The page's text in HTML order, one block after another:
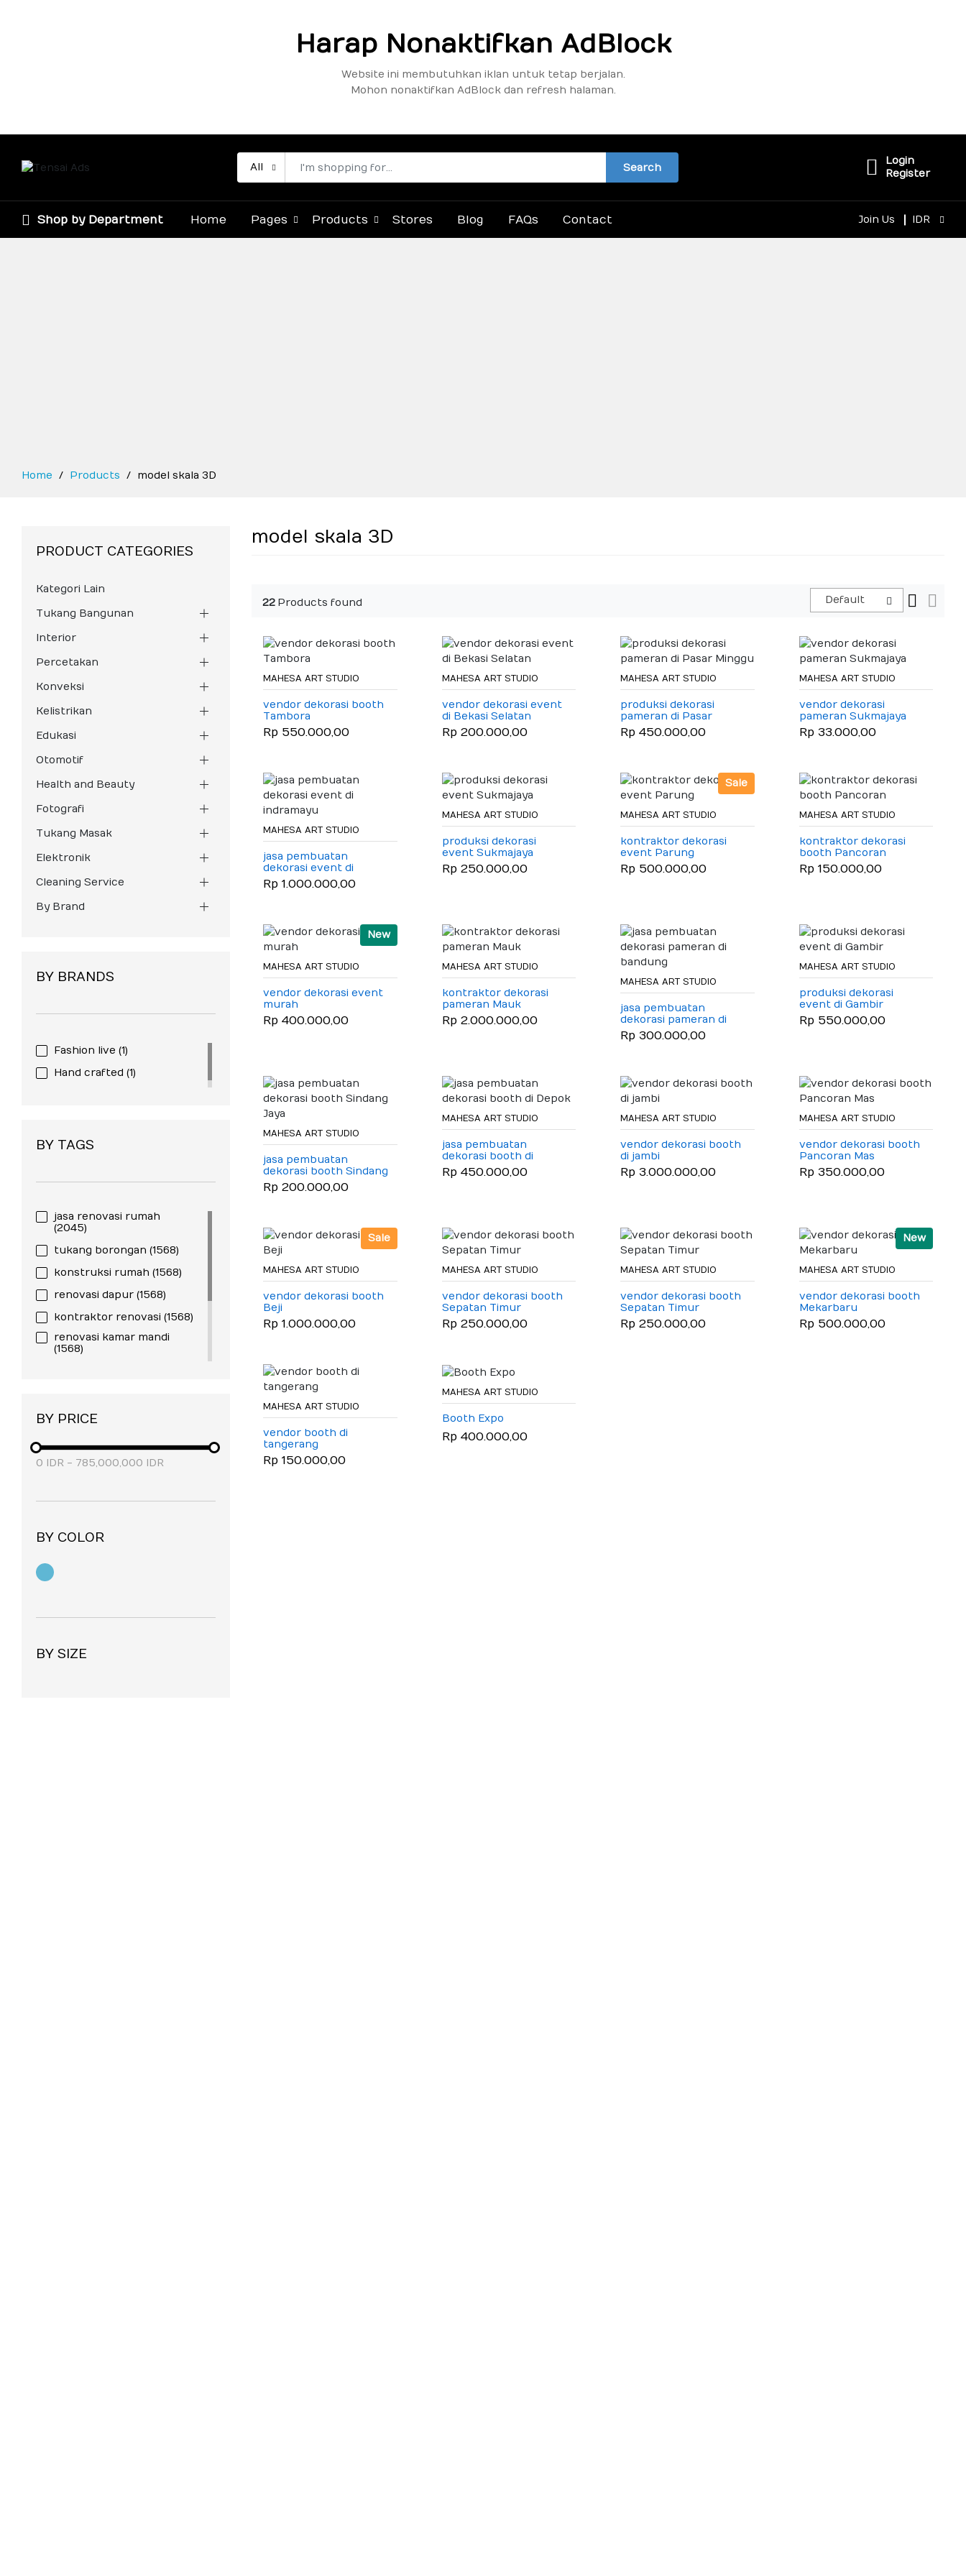
Harap Nonaktifkan AdBlock
Website ini membutuhkan iklan untuk tetap berjalan.
Mohon nonaktifkan AdBlock dan refresh halaman.
All Search
Login
Register
Shop by Department Home Pages Products Stores Blog FAQs Contact Join Us IDR
Home Products model skala 3D
PRODUCT CATEGORIES
Kategori Lain
Tukang Bangunan
Interior
Percetakan
Konveksi
Kelistrikan
Edukasi
Otomotif
Health and Beauty
Fotografi
Tukang Masak
Elektronik
Cleaning Service
By Brand
BY BRANDS
Fashion live (1)
Hand crafted (1)
BY TAGS
jasa renovasi rumah
(2045)
tukang borongan (1568)
konstruksi rumah (1568)
renovasi dapur (1568)
kontraktor renovasi (1568)
renovasi kamar mandi
(1568)
jasa perbaikan bangunan
(1568)
tukang mandor(1568)
BY PRICE
0 IDR - 785,000,000 IDR
BY COLOR
BY SIZE
model skala 3D
22 Products found Default
MAHESA ART STUDIO
vendor dekorasi booth
Tambora
Rp 550.000,00
MAHESA ART STUDIO
vendor dekorasi event
di Bekasi Selatan
Rp 200.000,00
MAHESA ART STUDIO
produksi dekorasi
pameran di Pasar
Minggu
Rp 450.000,00
MAHESA ART STUDIO
vendor dekorasi
pameran Sukmajaya
Rp 33.000,00
MAHESA ART STUDIO
jasa pembuatan
dekorasi event di
indramayu
Rp 1.000.000,00
MAHESA ART STUDIO
produksi dekorasi
event Sukmajaya
Rp 250.000,00
Sale
MAHESA ART STUDIO
kontraktor dekorasi
event Parung
Rp 500.000,00
MAHESA ART STUDIO
kontraktor dekorasi
booth Pancoran
Rp 150.000,00
New
MAHESA ART STUDIO
vendor dekorasi event
murah
Rp 400.000,00
MAHESA ART STUDIO
kontraktor dekorasi
pameran Mauk
Rp 2.000.000,00
MAHESA ART STUDIO
jasa pembuatan
dekorasi pameran di
bandung
Rp 300.000,00
MAHESA ART STUDIO
produksi dekorasi
event di Gambir
Rp 550.000,00
MAHESA ART STUDIO
jasa pembuatan
dekorasi booth Sindang
Jaya
Rp 200.000,00
MAHESA ART STUDIO
jasa pembuatan
dekorasi booth di
Depok
Rp 450.000,00
MAHESA ART STUDIO
vendor dekorasi booth
di jambi
Rp 3.000.000,00
MAHESA ART STUDIO
vendor dekorasi booth
Pancoran Mas
Rp 350.000,00
Sale
MAHESA ART STUDIO
vendor dekorasi booth
Beji
Rp 1.000.000,00
MAHESA ART STUDIO
vendor dekorasi booth
Sepatan Timur
Rp 250.000,00
MAHESA ART STUDIO
vendor dekorasi booth
Sepatan Timur
Rp 250.000,00
New
MAHESA ART STUDIO
vendor dekorasi booth
Mekarbaru
Rp 500.000,00
MAHESA ART STUDIO
vendor booth di
tangerang
Rp 150.000,00
MAHESA ART STUDIO
Booth Expo
Rp 400.000,00